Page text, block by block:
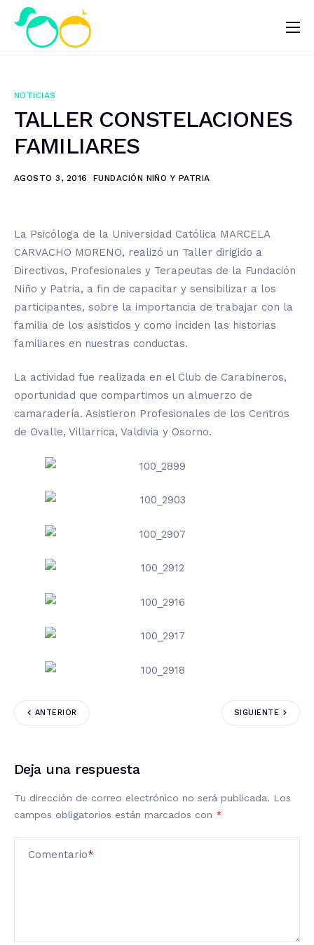
Nosotros
Noticias
¿Quieres ayudar?
NOTICIAS
TALLER CONSTELACIONES
FAMILIARES
AGOSTO 3, 2016 FUNDACIÓN NIÑO Y PATRIA
La Psicóloga de la Universidad Católica MARCELA
CARVACHO MORENO, realizó un Taller dirigido a
Directivos, Profesionales y Terapeutas de la Fundación
Niño y Patria, a fin de capacitar y sensibilizar a los
participantes, sobre la importancia de trabajar con la
familia de los asistidos y como inciden las historias
familiares en nuestras conductas.
La actividad fue realizada en el Club de Carabineros,
oportunidad que compartimos un almuerzo de
camaradería. Asistieron Profesionales de los Centros
de Ovalle, Villarrica, Valdivia y Osorno.
ANTERIOR SIGUIENTE
Deja una respuesta
Tu dirección de correo electrónico no será publicada. Los
campos obligatorios están marcados con *
Comentario*